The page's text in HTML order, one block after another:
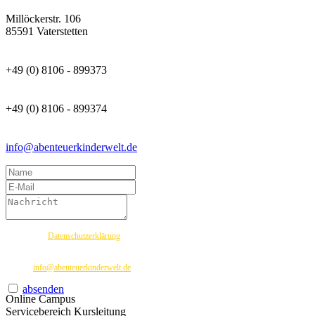
Millöckerstr. 106
85591 Vaterstetten
+49 (0) 8106 - 899373
+49 (0) 8106 - 899374
info@abenteuerkinderwelt.de
Datenschutzerklärung
info@abenteuerkinderwelt.de
absenden
Online Campus
Servicebereich Kursleitung